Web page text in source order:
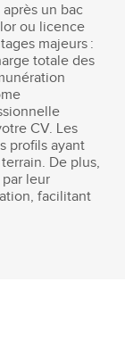
un bac
ou licence
majeurs :
totale des
CV. Les
profils ayant
De plus,
leur
facilitant